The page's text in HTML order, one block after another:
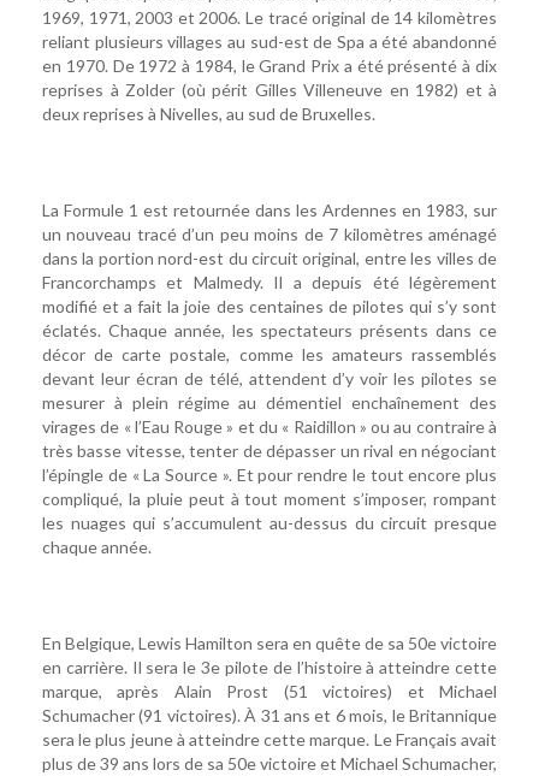
1969, 1971, 2003 et 2006. Le tracé original de 14 kilomètres
reliant plusieurs villages au sud-est de Spa a été abandonné
en 1970. De 1972 à 1984, le Grand Prix a été présenté à dix
reprises à Zolder (où périt Gilles Villeneuve en 1982) et à
deux reprises à Nivelles, au sud de Bruxelles.
La Formule 1 est retournée dans les Ardennes en 1983, sur
un nouveau tracé d’un peu moins de 7 kilomètres aménagé
dans la portion nord-est du circuit original, entre les villes de
Francorchamps et Malmedy. Il a depuis été légèrement
modifié et a fait la joie des centaines de pilotes qui s’y sont
éclatés. Chaque année, les spectateurs présents dans ce
décor de carte postale, comme les amateurs rassemblés
devant leur écran de télé, attendent d’y voir les pilotes se
mesurer à plein régime au démentiel enchaînement des
virages de « l’Eau Rouge » et du « Raidillon » ou au contraire à
très basse vitesse, tenter de dépasser un rival en négociant
l’épingle de « La Source ». Et pour rendre le tout encore plus
compliqué, la pluie peut à tout moment s’imposer, rompant
les nuages qui s’accumulent au-dessus du circuit presque
chaque année.
En Belgique, Lewis Hamilton sera en quête de sa 50e victoire
en carrière. Il sera le 3e pilote de l’histoire à atteindre cette
marque, après Alain Prost (51 victoires) et Michael
Schumacher (91 victoires). À 31 ans et 6 mois, le Britannique
sera le plus jeune à atteindre cette marque. Le Français avait
plus de 39 ans lors de sa 50e victoire et Michael Schumacher,